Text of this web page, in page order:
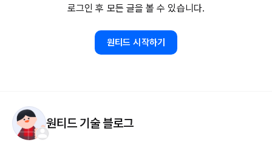
로그인 후 모든 글을 볼 수 있습니다.
원티드 시작하기
원티드 기술 블로그